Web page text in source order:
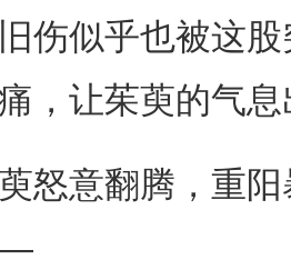
似乎也被这股
，让茱萸的气
意翻腾，重阳